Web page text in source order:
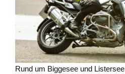
Rund um Biggesee und Listersee